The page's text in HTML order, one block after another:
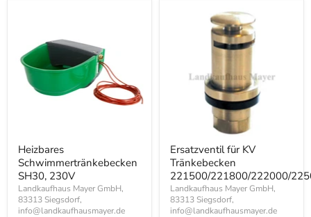
Heizbares
Schwimmertränkebecken
SH30, 230V
Landkaufhaus Mayer GmbH,
83313 Siegsdorf,
info@landkaufhausmayer.de
Ersatzventil für KV
Tränkebecken
221500/221800/222000/
Landkaufhaus Mayer GmbH,
83313 Siegsdorf,
info@landkaufhausmayer.de